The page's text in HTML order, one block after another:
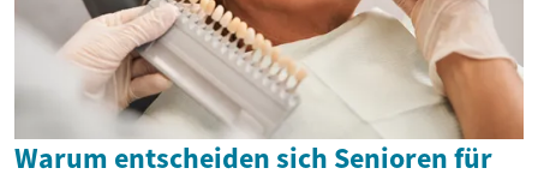
Warum entscheiden sich Senioren für